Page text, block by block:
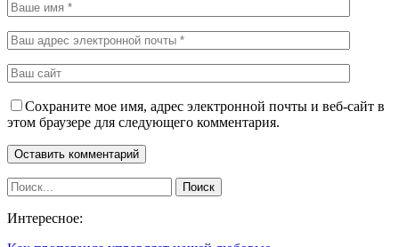
Сохраните мое имя, адрес электронной почты и веб-сайт в
этом браузере для следующего комментария.
Интересное: